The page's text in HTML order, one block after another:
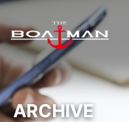
ボートで遊ぶ
ボートを買う
ARCHIVE